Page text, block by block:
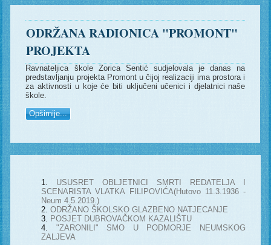
ODRŽANA RADIONICA "PROMONT"
PROJEKTA
Ravnateljica škole Zorica Sentić sudjelovala je danas na
predstavljanju projekta Promont u čijoj realizaciji ima prostora i
za aktivnosti u koje će biti uključeni učenici i djelatnici naše
škole.
Opširnije...
USUSRET OBLJETNICI SMRTI REDATELJA I
SCENARISTA VLATKA FILIPOVIĆA(Hutovo 11.3.1936 -
Neum 4.5.2019.)
ODRŽANO ŠKOLSKO GLAZBENO NATJECANJE
POSJET DUBROVAČKOM KAZALIŠTU
"ZARONILI" SMO U PODMORJE NEUMSKOG
ZALJEVA